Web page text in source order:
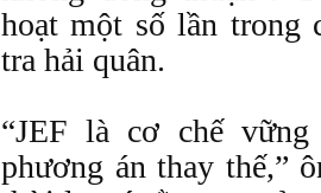
hoạt một số lần trong
tra hải quân.
“JEF là cơ chế
phương án thay thế,”